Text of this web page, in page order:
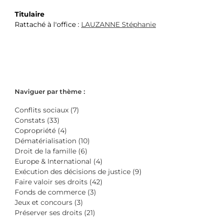
Titulaire
Rattaché à l'office : LAUZANNE Stéphanie
Naviguer par thème :
Conflits sociaux (7)
Constats (33)
Copropriété (4)
Dématérialisation (10)
Droit de la famille (6)
Europe & International (4)
Exécution des décisions de justice (9)
Faire valoir ses droits (42)
Fonds de commerce (3)
Jeux et concours (3)
Préserver ses droits (21)